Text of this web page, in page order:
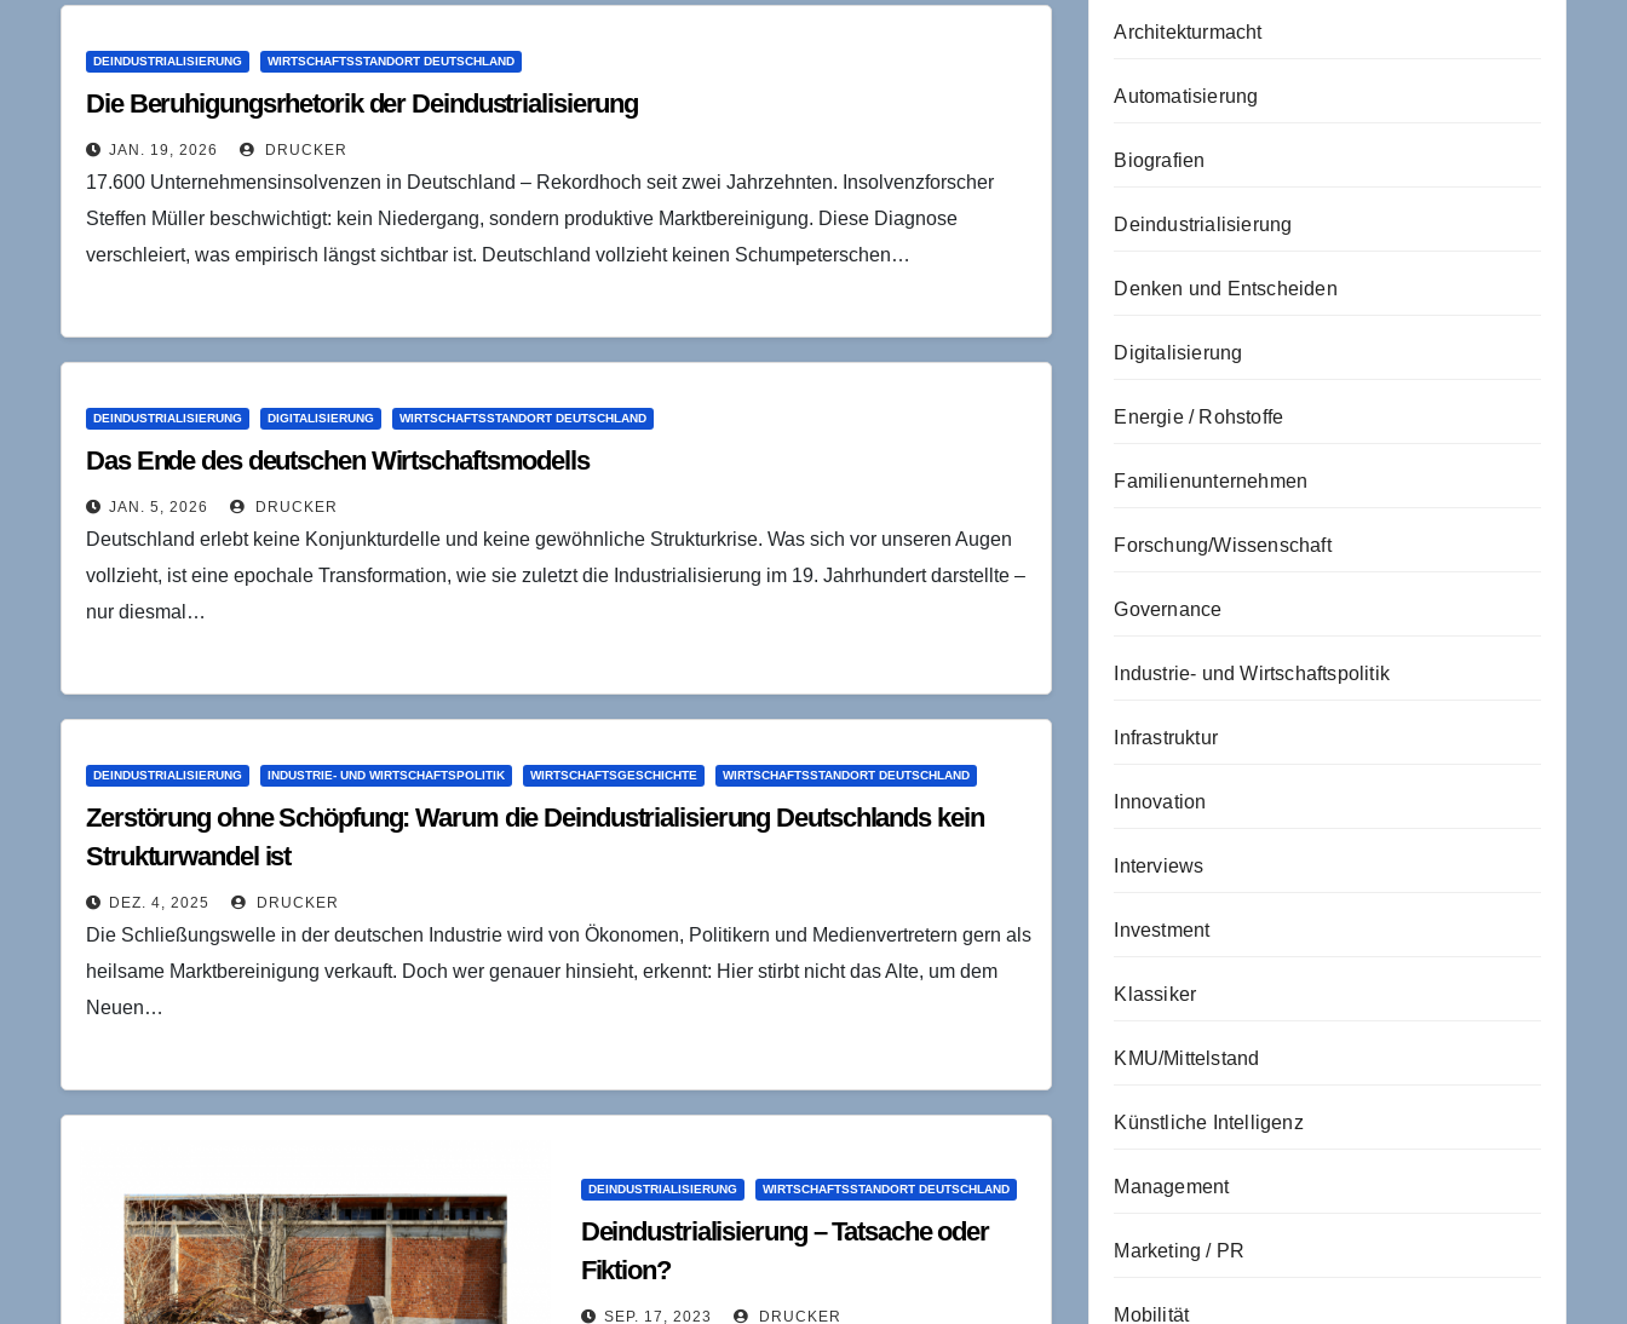
DEINDUSTRIALISIERUNG WIRTSCHAFTSSTANDORT DEUTSCHLAND
Die Beruhigungsrhetorik der Deindustrialisierung
JAN. 19, 2026 DRUCKER
17.600 Unternehmensinsolvenzen in Deutschland – Rekordhoch seit zwei Jahrzehnten. Insolvenzforscher
Steffen Müller beschwichtigt: kein Niedergang, sondern produktive Marktbereinigung. Diese Diagnose
verschleiert, was empirisch längst sichtbar ist. Deutschland vollzieht keinen Schumpeterschen…
DEINDUSTRIALISIERUNG DIGITALISIERUNG WIRTSCHAFTSSTANDORT DEUTSCHLAND
Das Ende des deutschen Wirtschaftsmodells
JAN. 5, 2026 DRUCKER
Deutschland erlebt keine Konjunkturdelle und keine gewöhnliche Strukturkrise. Was sich vor unseren Augen
vollzieht, ist eine epochale Transformation, wie sie zuletzt die Industrialisierung im 19. Jahrhundert darstellte –
nur diesmal…
DEINDUSTRIALISIERUNG INDUSTRIE- UND WIRTSCHAFTSPOLITIK WIRTSCHAFTSGESCHICHTE WIRTSCHAFTSSTANDORT DEUTSCHLAND
Zerstörung ohne Schöpfung: Warum die Deindustrialisierung Deutschlands kein
Strukturwandel ist
DEZ. 4, 2025 DRUCKER
Die Schließungswelle in der deutschen Industrie wird von Ökonomen, Politikern und Medienvertretern gern als
heilsame Marktbereinigung verkauft. Doch wer genauer hinsieht, erkennt: Hier stirbt nicht das Alte, um dem
Neuen…
DEINDUSTRIALISIERUNG WIRTSCHAFTSSTANDORT DEUTSCHLAND
Deindustrialisierung – Tatsache oder
Fiktion?
SEP. 17, 2023 DRUCKER
Architekturmacht
Automatisierung
Biografien
Deindustrialisierung
Denken und Entscheiden
Digitalisierung
Energie / Rohstoffe
Familienunternehmen
Forschung/Wissenschaft
Governance
Industrie- und Wirtschaftspolitik
Infrastruktur
Innovation
Interviews
Investment
Klassiker
KMU/Mittelstand
Künstliche Intelligenz
Management
Marketing / PR
Mobilität